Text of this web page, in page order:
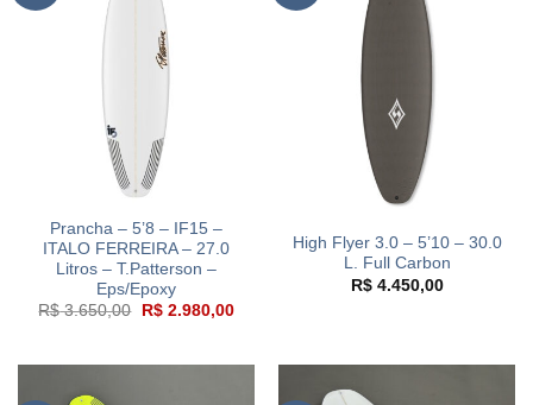
Prancha – 5’8 – IF15 –
ITALO FERREIRA – 27.0
Litros – T.Patterson –
Eps/Epoxy
R$3.650,00
O
R$2.980,00O
High Flyer 3.0 – 5’10 – 30.0
L. Full Carbon
R$4.450,00